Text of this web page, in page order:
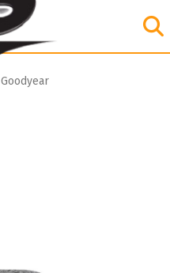
Goodyear